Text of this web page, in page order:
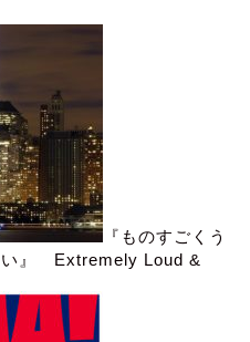
『ものすごくう
い』 Extremely Loud &